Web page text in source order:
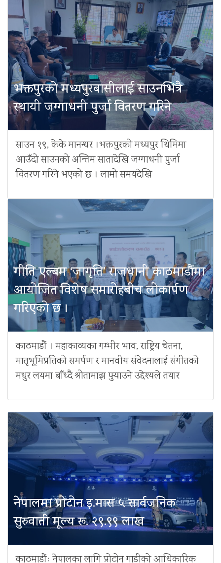
भक्तपुरको मध्यपुरबासीलाई साउनभित्रै
स्थायी जग्गाधनी पुर्जा वितरण गरिने
साउन १९, केके मानन्धर ।भक्तपुरको मध्यपुर थिमिमा
आउँदो साउनको अन्तिम सातादेखि जग्गाधनी पुर्जा
वितरण गरिने भएको छ । लामो समयदेखि
गीति एल्बम ‘जागृति’ राजधानी काठमाडौंमा
आयोजित विशेष समारोहबीच लोकार्पण
गरिएको छ ।
काठमाडौं । महाकाव्यका गम्भीर भाव, राष्ट्रिय चेतना,
मातृभूमिप्रतिको समर्पण र मानवीय संवेदनालाई संगीतको
मधुर लयमा बाँध्दै श्रोतामाझ पुर्‍याउने उद्देश्यले तयार
नेपालमा प्रोटोन इ.मास ५ सार्वजनिक
सुरुवाती मूल्य रू. २९.९९ लाख
काठमाडौंः नेपालका लागि प्रोटोन गाडीको आधिकारिक